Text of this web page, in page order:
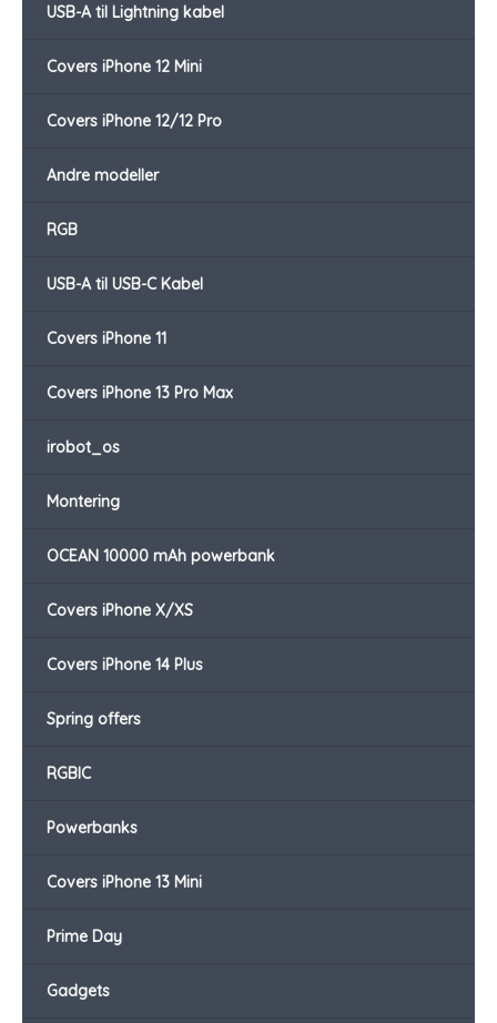
USB-A til Lightning kabel
Covers iPhone 12 Mini
Covers iPhone 12/12 Pro
Andre modeller
RGB
USB-A til USB-C Kabel
Covers iPhone 11
Covers iPhone 13 Pro Max
irobot_os
Montering
OCEAN 10000 mAh powerbank
Covers iPhone X/XS
Covers iPhone 14 Plus
Spring offers
RGBIC
Powerbanks
Covers iPhone 13 Mini
Prime Day
Gadgets